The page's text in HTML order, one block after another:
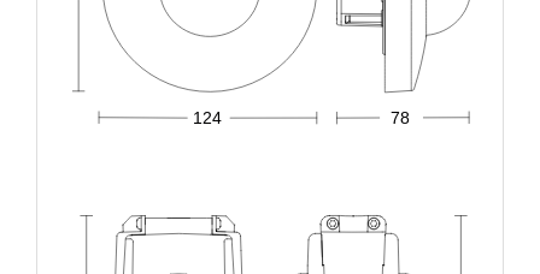
78
124